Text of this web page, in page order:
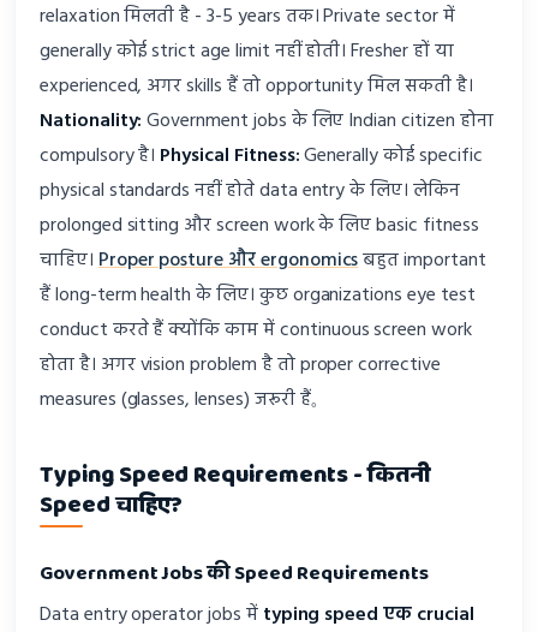
relaxation मिलती है - 3-5 years तक। Private sector में
generally कोई strict age limit नहीं होती। Fresher हों या
experienced, अगर skills हैं तो opportunity मिल सकती है।
Nationality:Government jobs के लिए Indian citizen होना
compulsory है। Physical Fitness:Generally कोई specific
physical standards नहीं होते data entry के लिए। लेकिन
prolonged sitting और screen work के लिए basic fitness
चाहिए।Proper posture और ergonomicsबहुत important
हैं long-term health के लिए। कुछ organizations eye test
conduct करते हैं क्योंकि काम में continuous screen work
होता है। अगर vision problem है तो proper corrective
measures (glasses, lenses) जरूरी हैं。
Typing Speed Requirements - कितनी
Speed चाहिए?
Government Jobs की Speed Requirements
Data entry operator jobs मेंtyping speed एक crucial